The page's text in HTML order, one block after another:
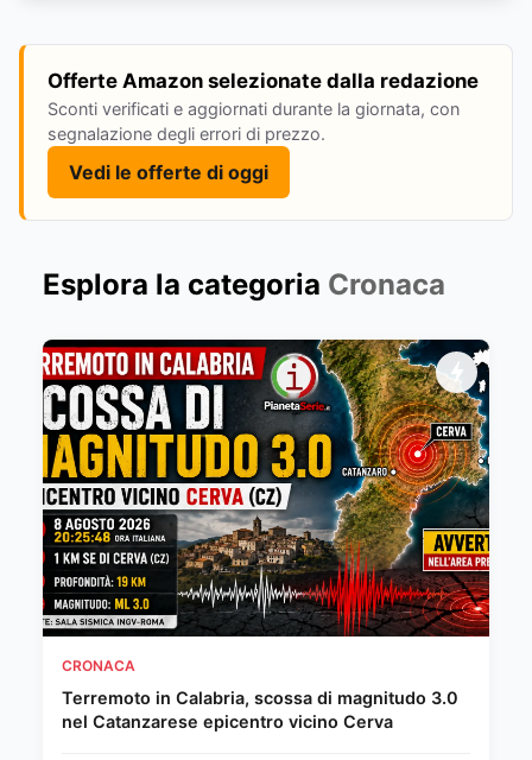
Offerte Amazon selezionate dalla redazione
Sconti verificati e aggiornati durante la giornata, con
segnalazione degli errori di prezzo.
Vedi le offerte di oggi
Esplora la categoria Cronaca
CRONACA
Terremoto in Calabria, scossa di magnitudo 3.0
nel Catanzarese epicentro vicino Cerva